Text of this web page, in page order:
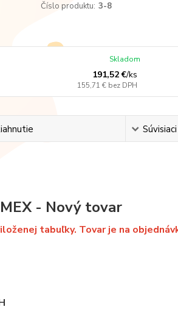
Číslo produktu: 3-8
191,52 €/ks
155,71 € bez DPH
Skladom
- Nový tovar
tabuľky. Tovar je na